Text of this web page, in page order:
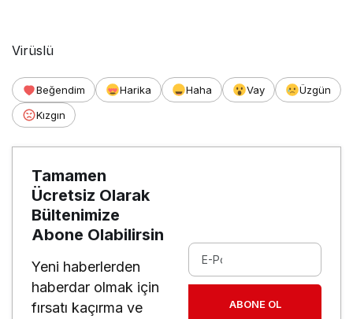
Virüslü
Beğendim Harika Haha Vay
Üzgün
Kızgın
Tamamen
Ücretsiz Olarak
Bültenimize
Abone Olabilirsin
Yeni haberlerden
haberdar olmak için
fırsatı kaçırma ve
ABONE OL